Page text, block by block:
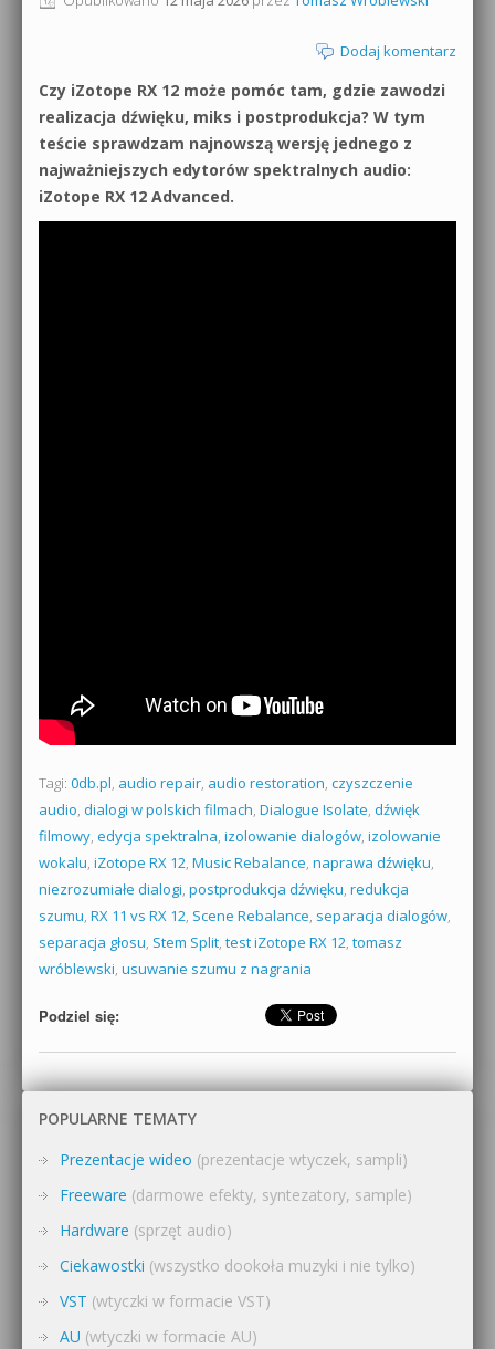
Sylenth1 od podstaw
Sound Forge od podstaw
Dubstep z syntezatorem Massive
Newsletter
Materiały dla mediów
Archiwum aktualności
Dodaj komentarz
Czy iZotope RX 12 może pomóc tam, gdzie zawodzi
realizacja dźwięku, miks i postprodukcja? W tym
teście sprawdzam najnowszą wersję jednego z
najważniejszych edytorów spektralnych audio:
iZotope RX 12 Advanced.
Tagi: 0db.pl, audio repair, audio restoration, czyszczenie
audio, dialogi w polskich filmach, Dialogue Isolate, dźwięk
filmowy, edycja spektralna, izolowanie dialogów, izolowanie
wokalu, iZotope RX 12, Music Rebalance, naprawa dźwięku,
niezrozumiałe dialogi, postprodukcja dźwięku, redukcja
szumu, RX 11 vs RX 12, Scene Rebalance, separacja dialogów,
separacja głosu, Stem Split, test iZotope RX 12, tomasz
wróblewski, usuwanie szumu z nagrania
Podziel się:
POPULARNE TEMATY
Prezentacje wideo (prezentacje wtyczek, sampli)
Freeware (darmowe efekty, syntezatory, sample)
Hardware (sprzęt audio)
Ciekawostki (wszystko dookoła muzyki i nie tylko)
VST (wtyczki w formacie VST)
AU (wtyczki w formacie AU)